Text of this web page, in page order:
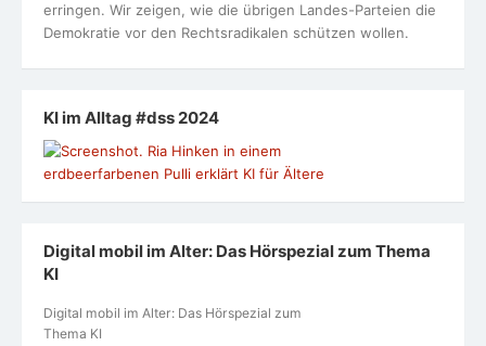
erringen. Wir zeigen, wie die übrigen Landes-Parteien die
Demokratie vor den Rechtsradikalen schützen wollen.
KI im Alltag #dss 2024
Digital mobil im Alter: Das Hörspezial zum Thema
KI
Digital mobil im Alter: Das Hörspezial zum
Thema KI